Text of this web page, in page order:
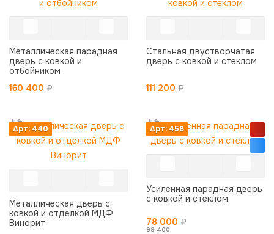
Металлическая парадная
дверь с ковкой и
отбойником
160 400 ₽
Стальная двустворчатая
дверь с ковкой и стеклом
111 200 ₽
Арт: 440
Металлическая дверь с
ковкой и отделкой МДФ
Винорит
Арт: 458
Усиленная парадная дверь
с ковкой и стеклом
78 000 ₽
99 400